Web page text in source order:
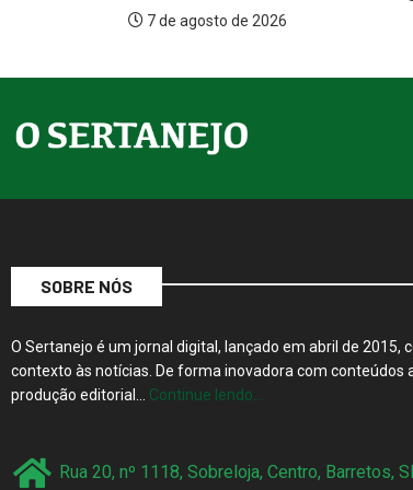
SOBRE NÓS
O Sertanejo é um jornal digital, lançado em abril de 2015,
contexto às notícias. De forma inovadora com conteúdos
produção editorial… Continue lendo…
Rua 20, nº 1118, Sobreloja, Centro, Barretos,